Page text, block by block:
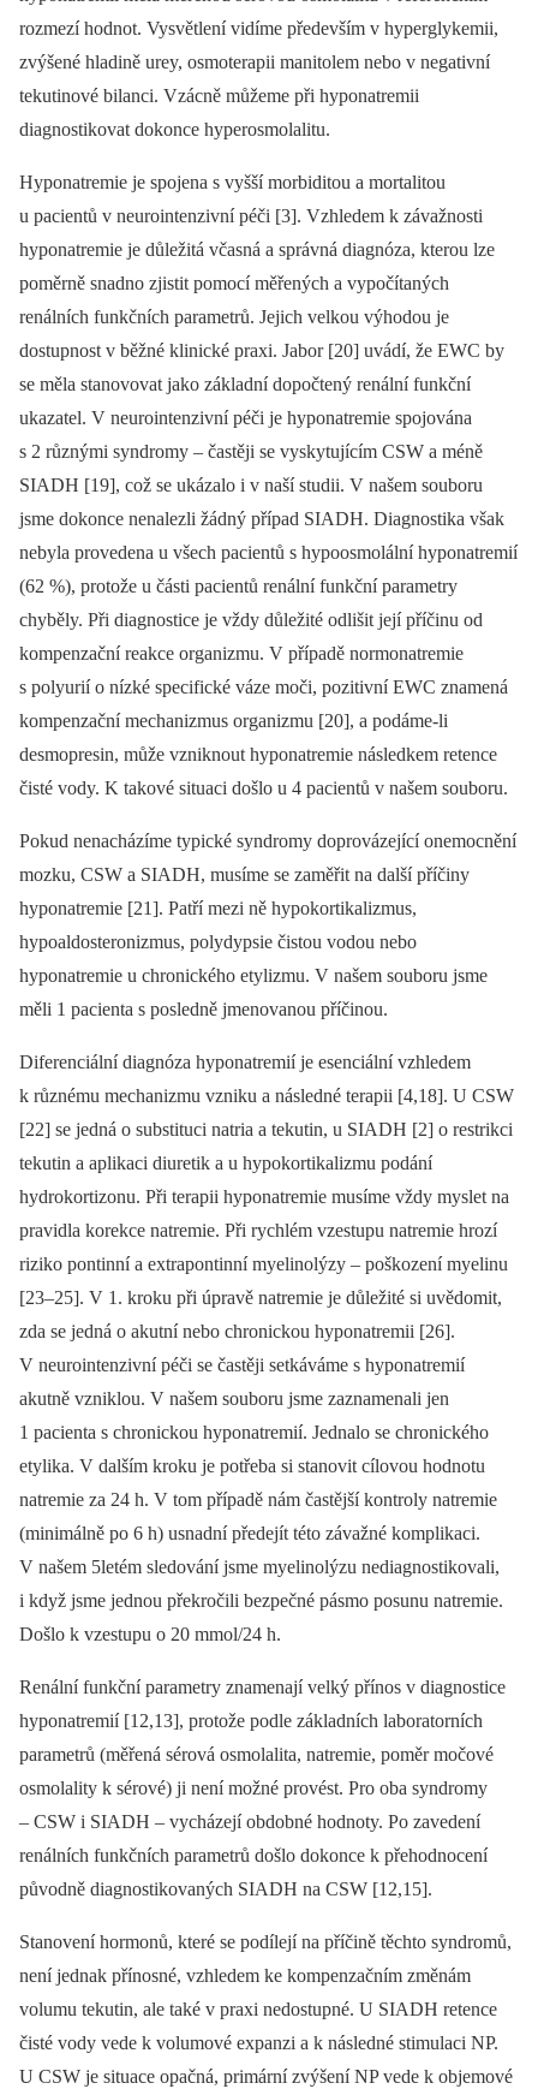
rozmezí hodnot. Vysvětlení vidíme především v hyperglykemii,
zvýšené hladině urey, osmoterapii manitolem nebo v negativní
tekutinové bilanci. Vzácně můžeme při hyponatremii
diagnostikovat dokonce hyperosmolalitu.
Hyponatremie je spojena s vyšší morbiditou a mortalitou
u pacientů v neurointenzivní péči [3]. Vzhledem k závažnosti
hyponatremie je důležitá včasná a správná diagnóza, kterou lze
poměrně snadno zjistit pomocí měřených a vypočítaných
renálních funkčních parametrů. Jejich velkou výhodou je
dostupnost v běžné klinické praxi. Jabor [20] uvádí, že EWC by
se měla stanovovat jako základní dopočtený renální funkční
ukazatel. V neurointenzivní péči je hyponatremie spojována
s 2 různými syndromy –⁠ častěji se vyskytujícím CSW a méně
SIADH [19], což se ukázalo i v naší studii. V našem souboru
jsme dokonce nenalezli žádný případ SIADH. Diagnostika však
nebyla provedena u všech pacientů s hypoosmolální hyponatremií
(62 %), protože u části pacientů renální funkční parametry
chyběly. Při diagnostice je vždy důležité odlišit její příčinu od
kompenzační reakce organizmu. V případě normonatremie
s polyurií o nízké specifické váze moči, pozitivní EWC znamená
kompenzační mechanizmus organizmu [20], a podáme-li
desmopresin, může vzniknout hyponatremie následkem retence
čisté vody. K takové situaci došlo u 4 pacientů v našem souboru.
Pokud nenacházíme typické syndromy doprovázející onemocnění
mozku, CSW a SIADH, musíme se zaměřit na další příčiny
hyponatremie [21]. Patří mezi ně hypokortikalizmus,
hypoaldosteronizmus, polydypsie čistou vodou nebo
hyponatremie u chronického etylizmu. V našem souboru jsme
měli 1 pacienta s posledně jmenovanou příčinou.
Diferenciální diagnóza hyponatremií je esenciální vzhledem
k různému mechanizmu vzniku a následné terapii [4,18]. U CSW
[22] se jedná o substituci natria a tekutin, u SIADH [2] o restrikci
tekutin a aplikaci diuretik a u hypokortikalizmu podání
hydrokortizonu. Při terapii hyponatremie musíme vždy myslet na
pravidla korekce natremie. Při rychlém vzestupu natremie hrozí
riziko pontinní a extrapontinní myelinolýzy –⁠ poškození myelinu
[23–25]. V 1. kroku při úpravě natremie je důležité si uvědomit,
zda se jedná o akutní nebo chronickou hyponatremii [26].
V neurointenzivní péči se častěji setkáváme s hyponatremií
akutně vzniklou. V našem souboru jsme zaznamenali jen
1 pacienta s chronickou hyponatremií. Jednalo se chronického
etylika. V dalším kroku je potřeba si stanovit cílovou hodnotu
natremie za 24 h. V tom případě nám častější kontroly natremie
(minimálně po 6 h) usnadní předejít této závažné komplikaci.
V našem 5letém sledování jsme myelinolýzu nediagnostikovali,
i když jsme jednou překročili bezpečné pásmo posunu natremie.
Došlo k vzestupu o 20 mmol/24 h.
Renální funkční parametry znamenají velký přínos v diagnostice
hyponatremií [12,13], protože podle základních laboratorních
parametrů (měřená sérová osmolalita, natremie, poměr močové
osmolality k sérové) ji není možné provést. Pro oba syndromy
–⁠ CSW i SIADH –⁠ vycházejí obdobné hodnoty. Po zavedení
renálních funkčních parametrů došlo dokonce k přehodnocení
původně diagnostikovaných SIADH na CSW [12,15].
Stanovení hormonů, které se podílejí na příčině těchto syndromů,
není jednak přínosné, vzhledem ke kompenzačním změnám
volumu tekutin, ale také v praxi nedostupné. U SIADH retence
čisté vody vede k volumové expanzi a k následné stimulaci NP.
U CSW je situace opačná, primární zvýšení NP vede k objemové